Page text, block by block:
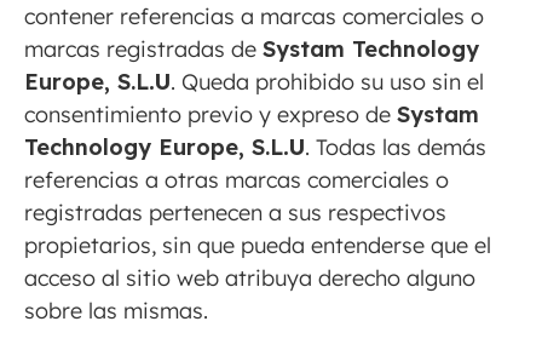
contener referencias a marcas comerciales o
marcas registradas de Systam Technology
Europe, S.L.U. Queda prohibido su uso sin el
consentimiento previo y expreso de Systam
Technology Europe, S.L.U. Todas las demás
referencias a otras marcas comerciales o
registradas pertenecen a sus respectivos
propietarios, sin que pueda entenderse que el
acceso al sitio web atribuya derecho alguno
sobre las mismas.